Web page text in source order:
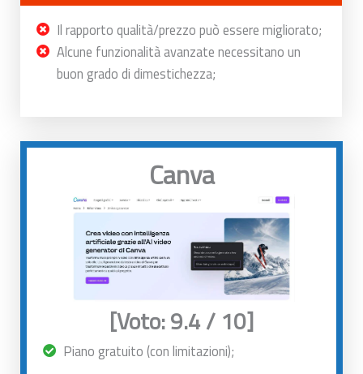
Il rapporto qualità/prezzo può essere migliorato;
Alcune funzionalità avanzate necessitano un
buon grado di dimestichezza;
Canva
[Voto: 9.4 / 10]
Piano gratuito (con limitazioni);